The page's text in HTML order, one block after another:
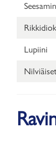
Lupiini